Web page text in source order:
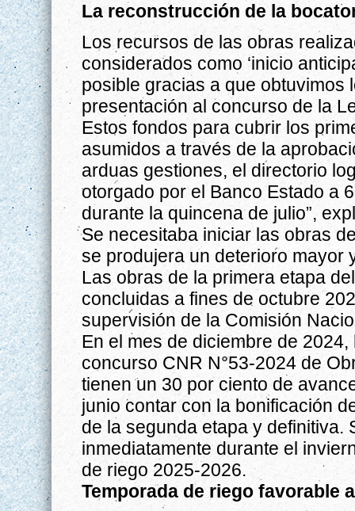
La reconstrucción de la
Los recursos de las obras
considerados como ‘inicio
posible gracias a que obtuvimos
presentación al concurso de la
Estos fondos para cubrir los
asumidos a través de la
arduas gestiones, el directorio
otorgado por el Banco Estado a
durante la quincena de julio”,
Se necesitaba iniciar las obras
se produjera un deterioro mayor
Las obras de la primera etapa
concluidas a fines de octubre
supervisión de la Comisión
En el mes de diciembre de
concurso CNR N°53-2024 de
tienen un 30 por ciento de
junio contar con la bonificación
de la segunda etapa y definitiva.
inmediatamente durante el
de riego 2025-2026.
Temporada de riego favorable